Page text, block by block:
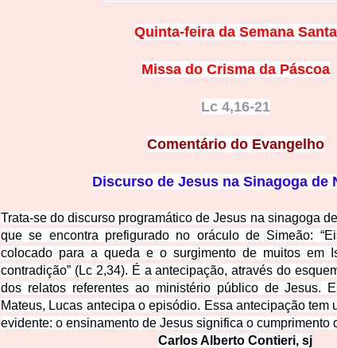
Quinta-feira da Semana Santa
Missa do Crisma da Páscoa
Lc 4,16-21
Comentário do Evangelho
Discurso de Jesus na Sinagoga de
Trata-se do discurso programático de Jesus na sinagoga
que se encontra prefigurado no oráculo de Simeão:
colocado para a queda e o surgimento de muitos em
contradição” (Lc 2,34). É a antecipação, através do
dos relatos referentes ao ministério público de Jesus.
Mateus, Lucas antecipa o episódio. Essa antecipação tem
evidente: o ensinamento de Jesus significa o cumprimento
Carlos Alberto Contieri, sj